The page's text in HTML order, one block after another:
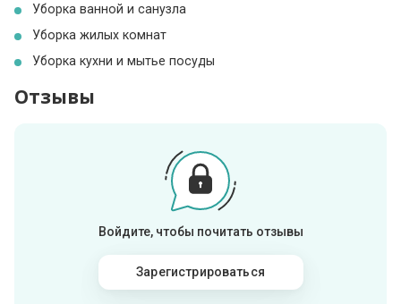
Уборка ванной и санузла
Уборка жилых комнат
Уборка кухни и мытье посуды
Отзывы
Войдите, чтобы почитать отзывы
Зарегистрироваться